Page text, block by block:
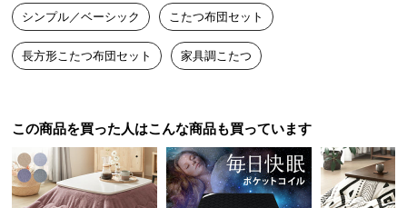
中
型
商
品
送
に
つ
い
シンプル／ベーシック こたつ布団セット
長方形こたつ布団セット 家具調こたつ
この商品を買った人はこんな商品も買っています